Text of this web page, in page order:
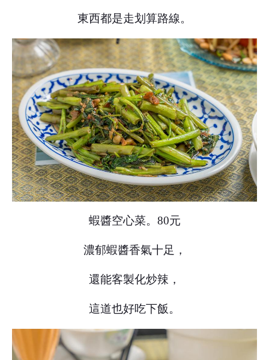
東西都是走划算路線。
蝦醬空心菜。80元
濃郁蝦醬香氣十足，
還能客製化炒辣，
這道也好吃下飯。